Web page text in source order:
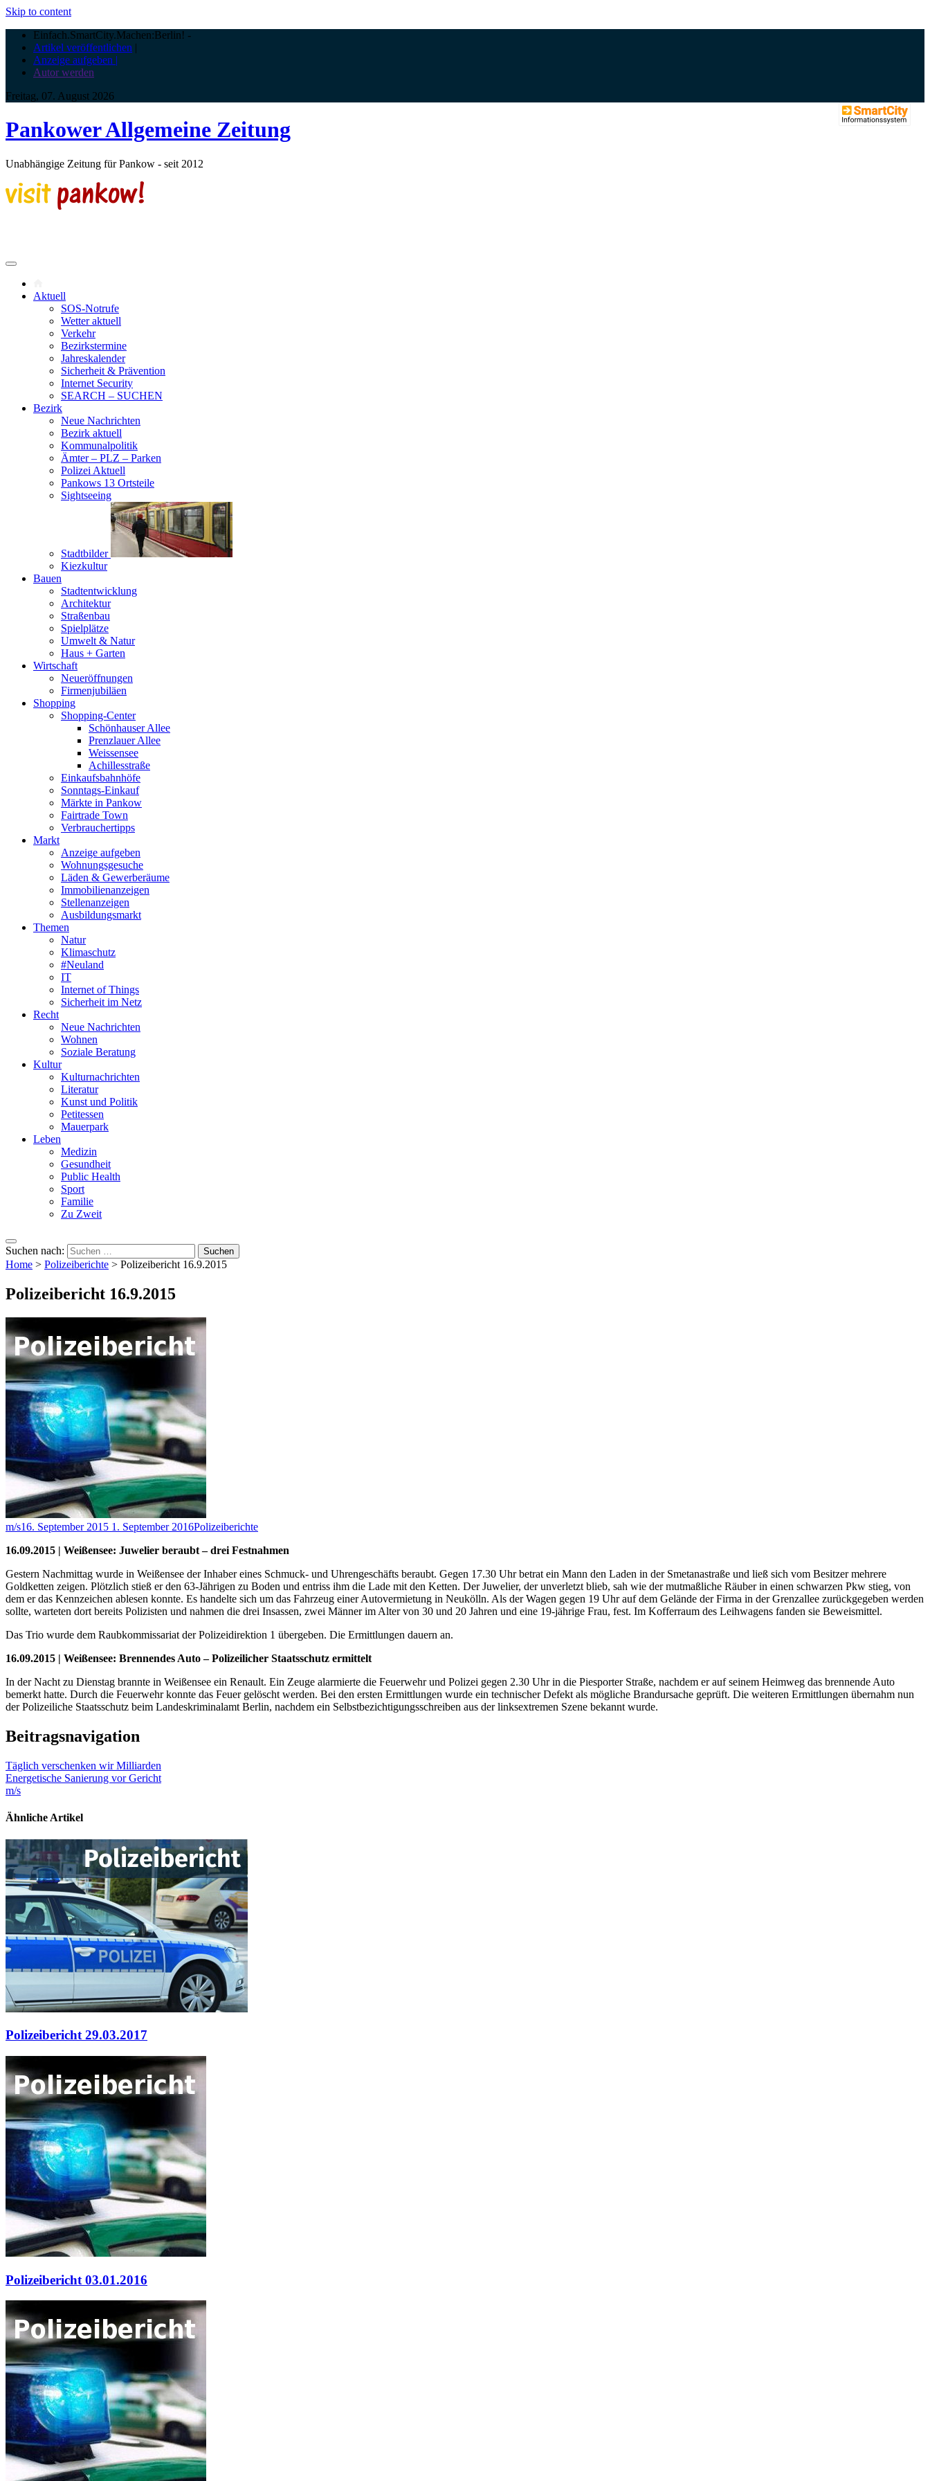
Skip to content
Einfach.SmartCity.Machen:Berlin! -
Artikel veröffentlichen |
Anzeige aufgeben |
Autor werden
Freitag, 07. August 2026
Pankower Allgemeine Zeitung
Unabhängige Zeitung für Pankow - seit 2012
Aktuell
SOS-Notrufe
Wetter aktuell
Verkehr
Bezirkstermine
Jahreskalender
Sicherheit & Prävention
Internet Security
SEARCH – SUCHEN
Bezirk
Neue Nachrichten
Bezirk aktuell
Kommunalpolitik
Ämter – PLZ – Parken
Polizei Aktuell
Pankows 13 Ortsteile
Sightseeing
Stadtbilder
Kiezkultur
Bauen
Stadtentwicklung
Architektur
Straßenbau
Spielplätze
Umwelt & Natur
Haus + Garten
Wirtschaft
Neueröffnungen
Firmenjubiläen
Shopping
Shopping-Center
Schönhauser Allee
Prenzlauer Allee
Weissensee
Achillesstraße
Einkaufsbahnhöfe
Sonntags-Einkauf
Märkte in Pankow
Fairtrade Town
Verbrauchertipps
Markt
Anzeige aufgeben
Wohnungsgesuche
Läden & Gewerberäume
Immobilienanzeigen
Stellenanzeigen
Ausbildungsmarkt
Themen
Natur
Klimaschutz
#Neuland
IT
Internet of Things
Sicherheit im Netz
Recht
Neue Nachrichten
Wohnen
Soziale Beratung
Kultur
Kulturnachrichten
Literatur
Kunst und Politik
Petitessen
Mauerpark
Leben
Medizin
Gesundheit
Public Health
Sport
Familie
Zu Zweit
Suchen nach:
Home > Polizeiberichte > Polizeibericht 16.9.2015
Polizeibericht 16.9.2015
m/s16. September 2015 1. September 2016Polizeiberichte
16.09.2015 | Weißensee: Juwelier beraubt – drei Festnahmen
Gestern Nachmittag wurde in Weißensee der Inhaber eines Schmuck- und Uhrengeschäfts beraubt. Gegen 17.30 Uhr betrat ein Mann den Laden in der Smetanastraße und ließ sich vom Besitzer mehrere
Goldketten zeigen. Plötzlich stieß er den 63-Jährigen zu Boden und entriss ihm die Lade mit den Ketten. Der Juwelier, der unverletzt blieb, sah wie der mutmaßliche Räuber in einen schwarzen Pkw stieg, von
dem er das Kennzeichen ablesen konnte. Es handelte sich um das Fahrzeug einer Autovermietung in Neukölln. Als der Wagen gegen 19 Uhr auf dem Gelände der Firma in der Grenzallee zurückgegeben werden
sollte, warteten dort bereits Polizisten und nahmen die drei Insassen, zwei Männer im Alter von 30 und 20 Jahren und eine 19-jährige Frau, fest. Im Kofferraum des Leihwagens fanden sie Beweismittel.
Das Trio wurde dem Raubkommissariat der Polizeidirektion 1 übergeben. Die Ermittlungen dauern an.
16.09.2015 | Weißensee: Brennendes Auto – Polizeilicher Staatsschutz ermittelt
In der Nacht zu Dienstag brannte in Weißensee ein Renault. Ein Zeuge alarmierte die Feuerwehr und Polizei gegen 2.30 Uhr in die Piesporter Straße, nachdem er auf seinem Heimweg das brennende Auto
bemerkt hatte. Durch die Feuerwehr konnte das Feuer gelöscht werden. Bei den ersten Ermittlungen wurde ein technischer Defekt als mögliche Brandursache geprüft. Die weiteren Ermittlungen übernahm nun
der Polizeiliche Staatsschutz beim Landeskriminalamt Berlin, nachdem ein Selbstbezichtigungsschreiben aus der linksextremen Szene bekannt wurde.
Beitragsnavigation
Täglich verschenken wir Milliarden
Energetische Sanierung vor Gericht
m/s
Ähnliche Artikel
Polizeibericht 29.03.2017
Polizeibericht 03.01.2016